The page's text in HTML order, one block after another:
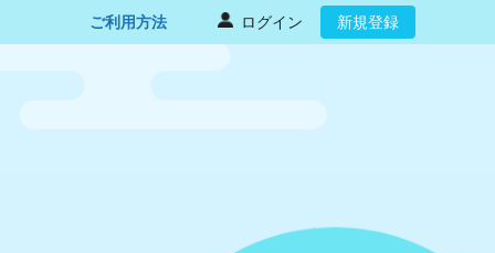
ご利用方法 ログイン 新規登録